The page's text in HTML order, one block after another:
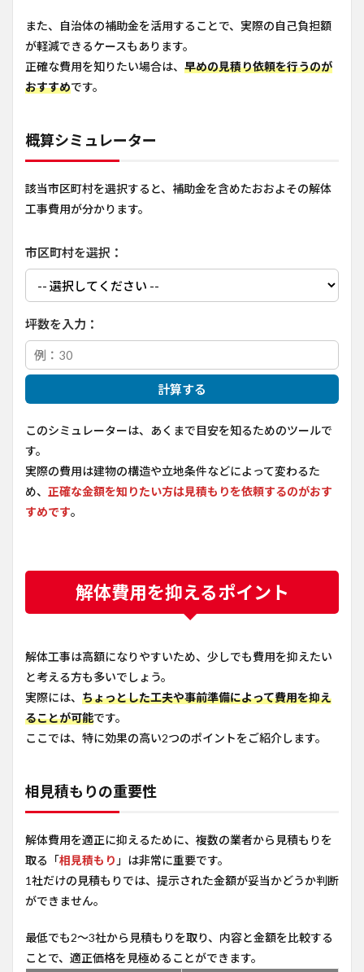
また、自治体の補助金を活用することで、実際の自己負担額
が軽減できるケースもあります。
正確な費用を知りたい場合は、 早めの見積り依頼を行うのが
おすすめです。
概算シミュレーター
該当市区町村を選択すると、補助金を含めたおおよその解体
工事費用が分かります。
市区町村を選択：
坪数を入力：
計算する
このシミュレーターは、あくまで目安を知るためのツールで
す。
実際の費用は建物の構造や立地条件などによって変わるた
め、 正確な金額を知りたい方は見積もりを依頼するのがおす
すめです。
解体費用を抑えるポイント
解体工事は高額になりやすいため、少しでも費用を抑えたい
と考える方も多いでしょう。
実際には、 ちょっとした工夫や事前準備によって費用を抑え
ることが可能です。
ここでは、特に効果の高い2つのポイントをご紹介します。
相見積もりの重要性
解体費用を適正に抑えるために、複数の業者から見積もりを
取る「相見積もり 」は非常に重要です。
1社だけの見積もりでは、提示された金額が妥当かどうか判断
ができません。
最低でも2〜3社から見積もりを取り、内容と金額を比較する
ことで、適正価格を見極めることができます。